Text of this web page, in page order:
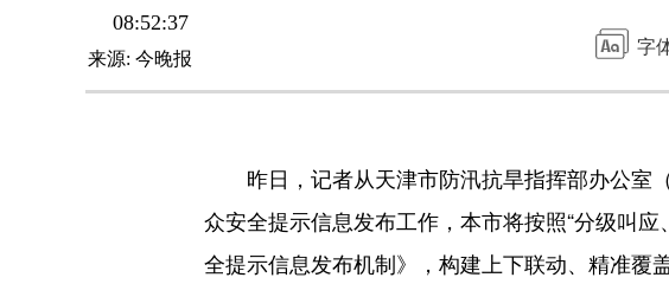
08:52:37
来源: 今晚报
字
昨日，记者从天津市防汛抗旱指挥部办公室
众安全提示信息发布工作，本市将按照“分级叫
全提示信息发布机制》，构建上下联动、精准覆